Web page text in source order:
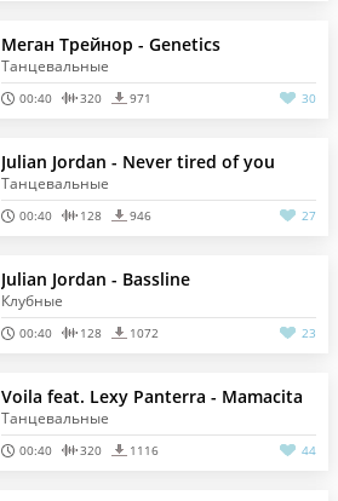
Меган Трейнор - Genetics
Танцевальные
00:40 320 971 30
Julian Jordan - Never tired of you
Танцевальные
00:40 128 946 27
Julian Jordan - Bassline
Клубные
00:40 128 1072 23
Voila feat. Lexy Panterra - Mamacita
Танцевальные
00:40 320 1116 44